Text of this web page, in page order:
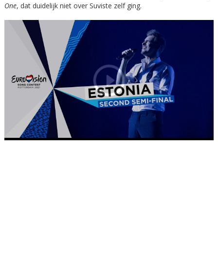
One, dat duidelijk niet over Suviste zelf ging.